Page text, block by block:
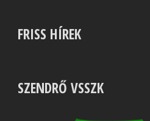
FRISS HÍREK
SZENDRŐ VSSZK